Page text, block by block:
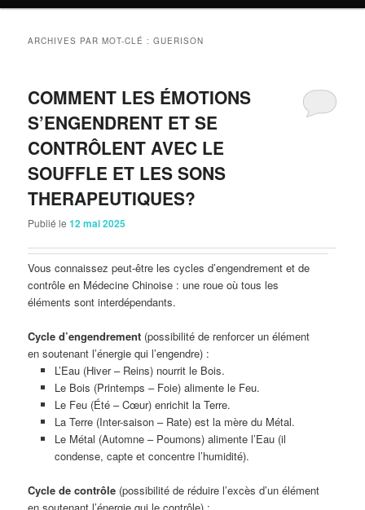
ARCHIVES PAR MOT-CLÉ :GUERISON
COMMENT LES ÉMOTIONS
S’ENGENDRENT ET SE
CONTRÔLENT AVEC LE
SOUFFLE ET LES SONS
THERAPEUTIQUES?
Publié le12 mai 2025
Vous connaissez peut-être les cycles d’engendrement et de
contrôle en Médecine Chinoise : une roue où tous les
éléments sont interdépendants.
Cycle d’engendrement (possibilité de renforcer un élément
en soutenant l’énergie qui l’engendre) :
L’Eau (Hiver – Reins) nourrit le Bois.
Le Bois (Printemps – Foie) alimente le Feu.
Le Feu (Été – Cœur) enrichit la Terre.
La Terre (Inter-saison – Rate) est la mère du Métal.
Le Métal (Automne – Poumons) alimente l’Eau (il
condense, capte et concentre l’humidité).
Cycle de contrôle (possibilité de réduire l’excès d’un élément